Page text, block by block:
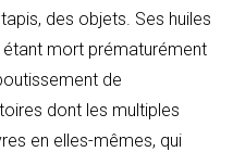
des objets. Ses huiles
étant mort prématurément
de
dont les multiples
en elles-mêmes, qui